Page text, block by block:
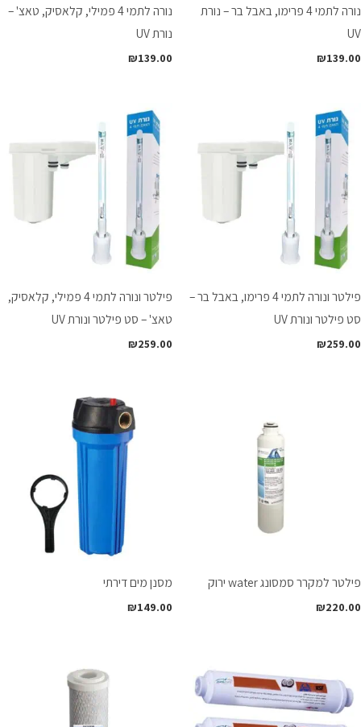
נורה לתמי 4 פרימו, באבל בר – נורת
UV
₪139.00
נורה לתמי 4 פמילי, קלאסיק, טאצ' –
נורת UV
₪139.00
פילטר ונורה לתמי 4 פרימו, באבל בר –
סט פילטר ונורת UV
₪259.00
פילטר ונורה לתמי 4 פמילי, קלאסיק,
טאצ' – סט פילטר ונורת UV
₪259.00
פילטר למקרר סמסונג water ירוק
₪220.00
מסנן מים דירתי
₪149.00